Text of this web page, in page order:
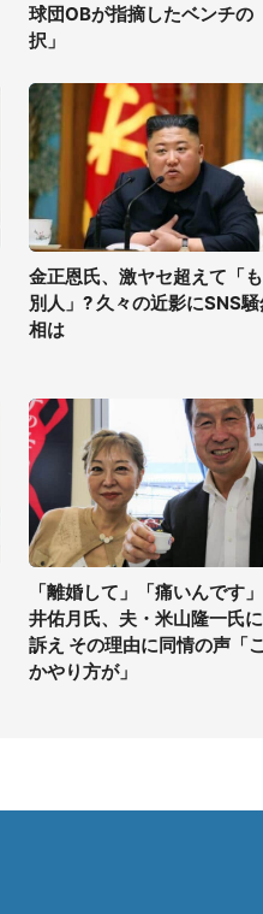
球団OBが指摘したベンチの
択」
金正恩氏、激ヤセ超えて「
別人」? 久々の近影にSNS
相は
「離婚して」「痛いんです
井佑月氏、夫・米山隆一氏
訴え その理由に同情の声「
かやり方が」